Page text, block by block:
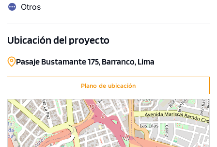
Otros
Ubicación del proyecto
Pasaje Bustamante 175, Barranco, Lima
Plano de ubicación